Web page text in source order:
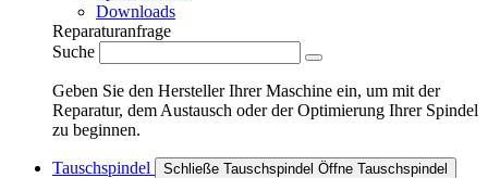
Downloads
Reparaturanfrage
Suche
Geben Sie den Hersteller Ihrer Maschine ein, um mit der
Reparatur, dem Austausch oder der Optimierung Ihrer Spindel
zu beginnen.
Tauschspindel Schließe Tauschspindel Öffne Tauschspindel